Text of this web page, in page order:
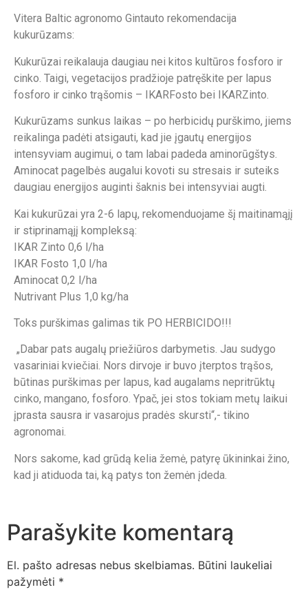
Vitera Baltic agronomo Gintauto rekomendacija
kukurūzams:
Kukurūzai reikalauja daugiau nei kitos kultūros fosforo ir
cinko. Taigi, vegetacijos pradžioje patręškite per lapus
fosforo ir cinko trąšomis – IKARFosto bei IKARZinto.
Kukurūzams sunkus laikas – po herbicidų purškimo, jiems
reikalinga padėti atsigauti, kad jie įgautų energijos
intensyviam augimui, o tam labai padeda aminorūgštys.
Aminocat pagelbės augalui kovoti su stresais ir suteiks
daugiau energijos auginti šaknis bei intensyviai augti.
Kai kukurūzai yra 2-6 lapų, rekomenduojame šį maitinamąjį
ir stiprinamąjį kompleksą:
IKAR Zinto 0,6 l/ha
IKAR Fosto 1,0 l/ha
Aminocat 0,2 l/ha
Nutrivant Plus 1,0 kg/ha
Toks purškimas galimas tik PO HERBICIDO!!!
„Dabar pats augalų priežiūros darbymetis. Jau sudygo
vasariniai kviečiai. Nors dirvoje ir buvo įterptos trąšos,
būtinas purškimas per lapus, kad augalams nepritrūktų
cinko, mangano, fosforo. Ypač, jei stos tokiam metų laikui
įprasta sausra ir vasarojus pradės skursti“,- tikino
agronomai.
Nors sakome, kad grūdą kelia žemė, patyrę ūkininkai žino,
kad ji atiduoda tai, ką patys ton žemėn įdeda.
Parašykite komentarą
El. pašto adresas nebus skelbiamas. Būtini laukeliai
pažymėti *